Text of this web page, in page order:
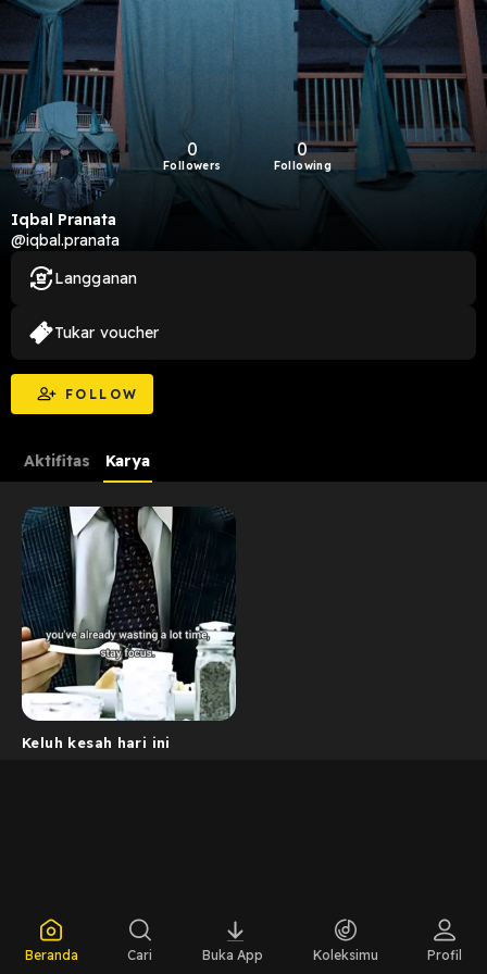
0
Followers
0
Following
Iqbal Pranata
@iqbal.pranata
FOLLOW
Langganan
Tukar voucher
Aktifitas Karya
Keluh kesah hari ini
Beranda Cari Buka App Koleksimu Profil